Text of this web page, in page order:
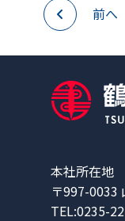
前へ
本社所在地
〒997-0033
TEL:0235-